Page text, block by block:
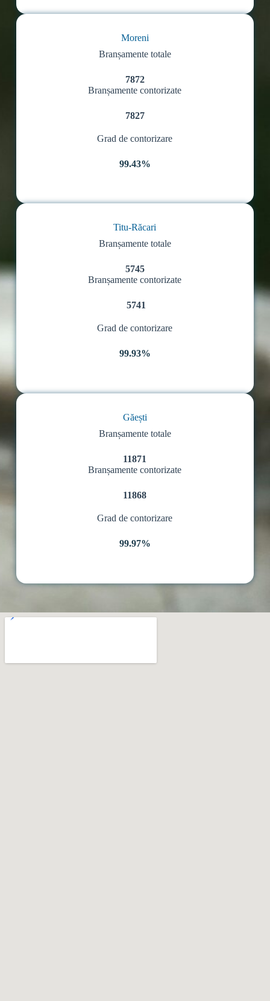
Moreni
Branșamente totale
7872
Branșamente contorizate
7827
Grad de contorizare
99.43%
Titu-Răcari
Branșamente totale
5745
Branșamente contorizate
5741
Grad de contorizare
99.93%
Găești
Branșamente totale
11871
Branșamente contorizate
11868
Grad de contorizare
99.97%